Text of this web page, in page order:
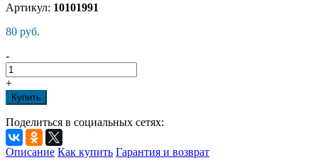
Артикул: 10101991
80 руб.
-
+
Купить
Поделиться в социальных сетях:
Описание Как купить Гарантия и возврат